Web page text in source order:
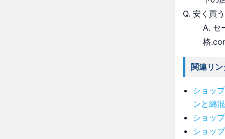
Q. 安く買
A. セ
格
関連リン
ショッ
ンと綿
ショッ
ショッ